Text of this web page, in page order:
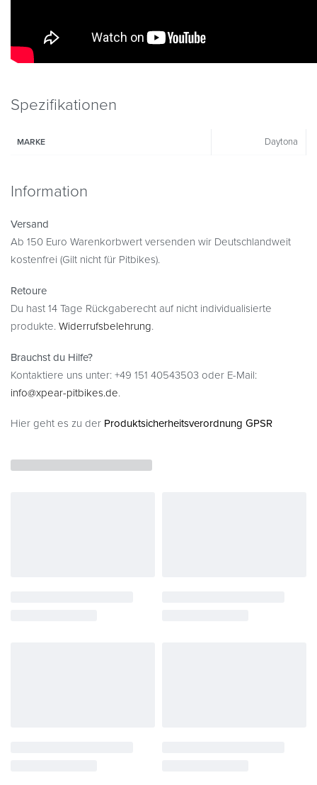
Spezifikationen
MARKE Daytona
Information
Versand
Ab 150 Euro Warenkorbwert versenden wir Deutschlandweit
kostenfrei (Gilt nicht für Pitbikes).
Retoure
Du hast 14 Tage Rückgaberecht auf nicht individualisierte
produkte. Widerrufsbelehrung.
Brauchst du Hilfe?
Kontaktiere uns unter: +49 151 40543503 oder E-Mail:
info@xpear-pitbikes.de.
Hier geht es zu der Produktsicherheitsverordnung GPSR